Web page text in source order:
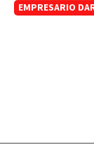
EMPRESARIO